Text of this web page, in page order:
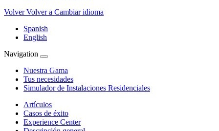
Volver Volver a Cambiar idioma
Spanish
English
Navigation
Nuestra Gama
Tus necesidades
Simulador de Instalaciones Residenciales
Artículos
Casos de éxito
Experience Center